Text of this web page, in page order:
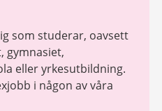
som studerar, oavsett
gymnasiet,
eller yrkesutbildning.
i någon av våra